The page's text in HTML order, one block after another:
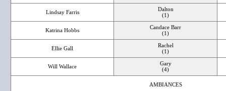
Lindsay Farris
Dalton
(1)
Katrina Hobbs
Candace Barr
(1)
Ellie Gall
Rachel
(1)
Will Wallace
Gary
(4)
AMBIANCES